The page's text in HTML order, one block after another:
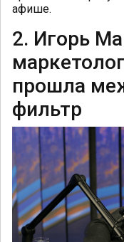
афише.
2. Игорь
прошла
фильтр